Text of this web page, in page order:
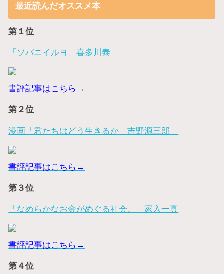
最近読んだオススメ本
第１位
「ソバニイルヨ」喜多川泰
書評記事はこちら→
第２位
漫画「君たちはどう生きるか」吉野源三郎
書評記事はこちら→
第３位
「なめらかなお金がめぐる社会。」家入一真
書評記事はこちら→
第４位